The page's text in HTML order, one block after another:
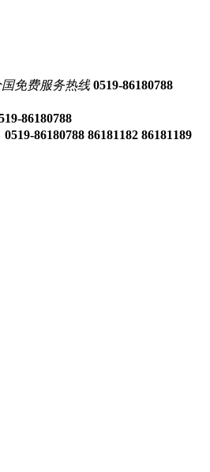
国免费服务热线 0519-86180788
86180788
0519-86180788 86181182 86181189